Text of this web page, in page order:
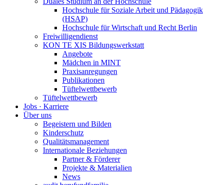
Hochschule für Soziale Arbeit und Pädagogik
(HSAP)
Hochschule für Wirtschaft und Recht Berlin
Freiwilligendienst
KON TE XIS Bildungswerkstatt
Angebote
Mädchen in MINT
Praxisanregungen
Publikationen
Tüftelwettbewerb
Tüftelwettbewerb
Jobs · Karriere
Über uns
Begeistern und Bilden
Kinderschutz
Qualitätsmanagement
Internationale Beziehungen
Partner & Förderer
Projekte & Materialien
News